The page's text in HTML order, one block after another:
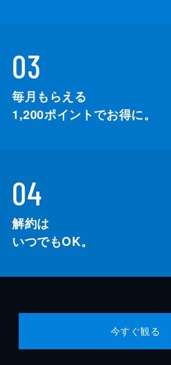
03
毎月もらえる
1,200ポイントでお得に。
04
解約は
いつでもOK。
今すぐ観る